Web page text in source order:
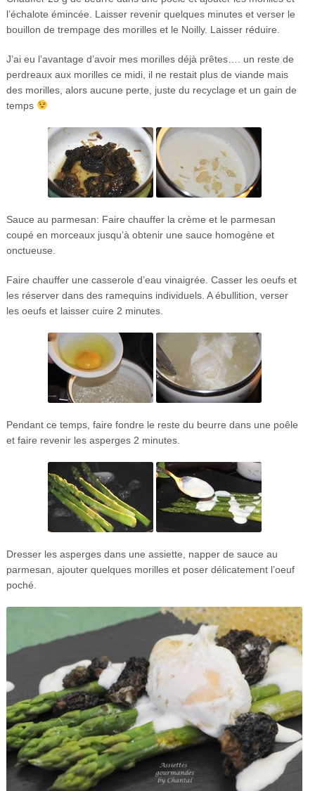
l’échalote émincée. Laisser revenir quelques minutes et verser le
bouillon de trempage des morilles et le Noilly. Laisser réduire.
J’ai eu l’avantage d’avoir mes morilles déjà prêtes…. un reste de
perdreaux aux morilles ce midi, il ne restait plus de viande mais
des morilles, alors aucune perte, juste du recyclage et un gain de
temps
Sauce au parmesan: Faire chauffer la crème et le parmesan
coupé en morceaux jusqu’à obtenir une sauce homogène et
onctueuse.
Faire chauffer une casserole d’eau vinaigrée. Casser les oeufs et
les réserver dans des ramequins individuels. A ébullition, verser
les oeufs et laisser cuire 2 minutes.
Pendant ce temps, faire fondre le reste du beurre dans une poêle
et faire revenir les asperges 2 minutes.
Dresser les asperges dans une assiette, napper de sauce au
parmesan, ajouter quelques morilles et poser délicatement l’oeuf
poché.